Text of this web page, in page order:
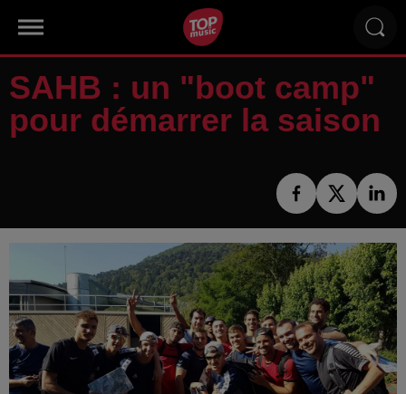
SAHB : un "boot camp"
pour démarrer la saison